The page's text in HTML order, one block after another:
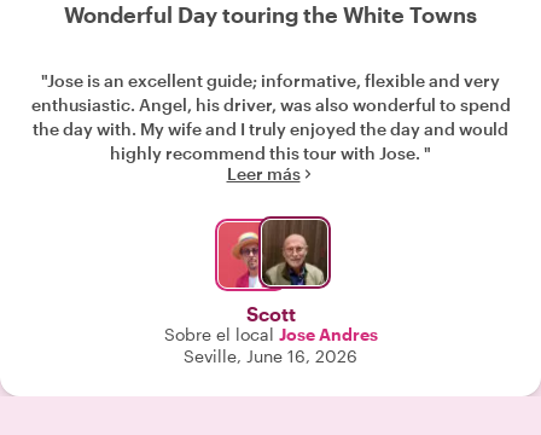
Wonderful Day touring the White Towns
"Jose is an excellent guide; informative, flexible and very
enthusiastic. Angel, his driver, was also wonderful to spend
the day with. My wife and I truly enjoyed the day and would
highly recommend this tour with Jose. "
Leer más
Scott
Sobre el local Jose Andres
Seville, June 16, 2026